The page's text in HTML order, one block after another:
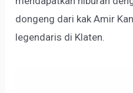
dongeng dari kak Amir
legendaris di Klaten.